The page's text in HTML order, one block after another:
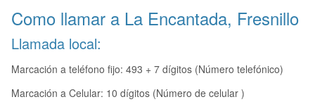
Como llamar a La Encantada, Fresnillo
Llamada local:
Marcación a teléfono fijo: 493 + 7 dígitos (Número telefónico)
Marcación a Celular: 10 dígitos (Número de celular )